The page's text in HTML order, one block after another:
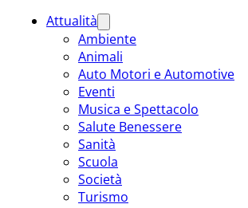
Attualità
Ambiente
Animali
Auto Motori e Automotive
Eventi
Musica e Spettacolo
Salute Benessere
Sanità
Scuola
Società
Turismo